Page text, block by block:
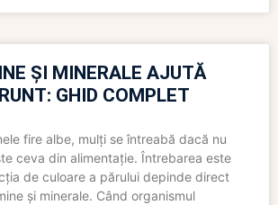
ȘI MINERALE AJUTĂ
GHID COMPLET
fire albe, mulți se întreabă dacă nu
ceva din alimentație. Întrebarea este
de culoare a părului depinde direct
și minerale. Când organismul